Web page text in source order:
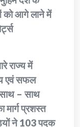
को आगे लाने में
राज्य में
एवं सफल
– साथ
प्रशस्त
ने 103 पदक